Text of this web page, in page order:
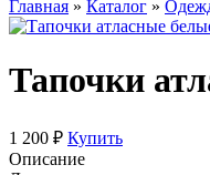
Главная » Каталог »
Тапочки
1 200 ₽ Купить
Описание